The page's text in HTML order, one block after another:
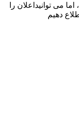
می توانیداعلان را
دهیم